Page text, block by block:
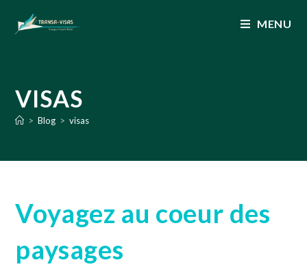
MENU
VISAS
> Blog > visas
Voyagez au coeur des
paysages